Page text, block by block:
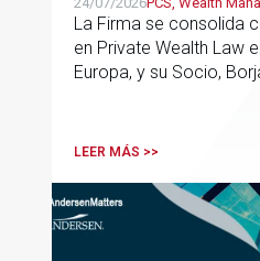
España y Europa
Business
La Firma se consolida
en Private Wealth Law
Europa, y su Socio,
profesionales clave del
LEER MÁS >>